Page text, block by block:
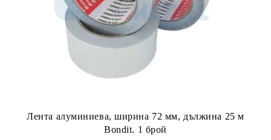
Лента алуминиева, ширина 72 мм, дължина 25 м
Bondit. 1 брой